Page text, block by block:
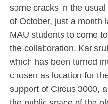
some cracks in the
of October, just a month
MAU students to come
the collaboration.
which has been turned
chosen as location for
support of Circus 3000,